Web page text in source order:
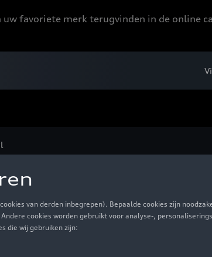
favoriete merk terugvinden in de online
Audi